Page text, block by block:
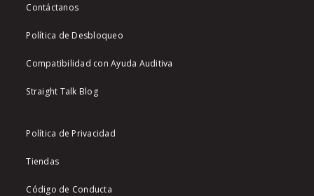
Contáctanos
Política de Desbloqueo
Compatibilidad con Ayuda Auditiva
Straight Talk Blog
Política de Privacidad
Tiendas
Código de Conducta